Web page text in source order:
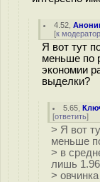
4.52 ,
[к
Я вот тут
меньше по
экономии
выделки?
5.65 ,
[ответить]
> Я вот
меньше
> в
лишь
>